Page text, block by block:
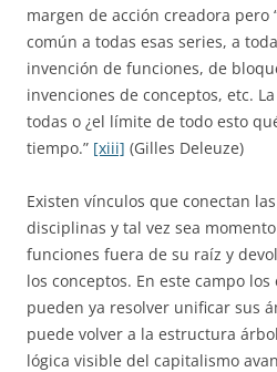
margen de acción creadora pero
común a todas esas series, a
invención de funciones, de
invenciones de conceptos, etc.
todas o ¿el límite de todo esto
tiempo.” [xiii] (Gilles Deleuze)
Existen vínculos que conectan
disciplinas y tal vez sea
funciones fuera de su raíz y
los conceptos. En este campo
pueden ya resolver unificar sus
puede volver a la estructura
lógica visible del capitalismo